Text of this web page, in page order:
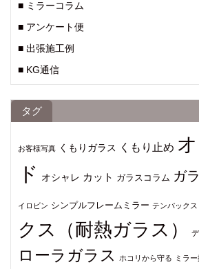
■ ミラーコラム
■ アンケート便
■ 出張施工例
■ KG通信
タグ
お客様写真 くもりガラス くもり止め
ド オシャレ カット ガラスコラム ガ
イロビン シンプルフレームミラー テンパックス
クス（耐熱ガラス）
ローラガラス
ホコリから守る ミラ